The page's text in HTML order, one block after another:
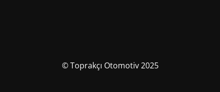
© Toprakçı Otomotiv 2025